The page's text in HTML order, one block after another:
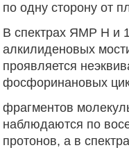
по одну сторону от
В спектрах ЯМР Н и
алкилиденовых
проявляется
фосфоринановых
фрагментов
наблюдаются по
протонов, а в